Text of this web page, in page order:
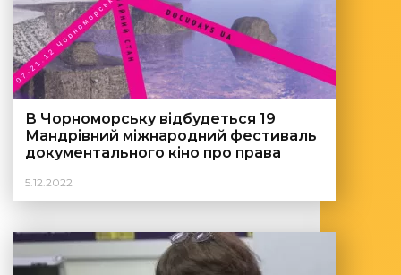
В Чорноморську відбудеться 19
Мандрівний міжнародний фестиваль
документального кіно про права
5.12.2022